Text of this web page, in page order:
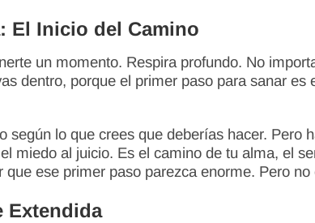
El Inicio del Camino
un momento. Respira profundo. No
dentro, porque el primer paso para sanar
según lo que crees que deberías hacer.
miedo al juicio. Es el camino de tu alma, el
ese primer paso parezca enorme. Pero
Extendida